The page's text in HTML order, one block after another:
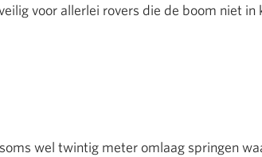
voor allerlei rovers die de boom niet in
wel twintig meter omlaag springen